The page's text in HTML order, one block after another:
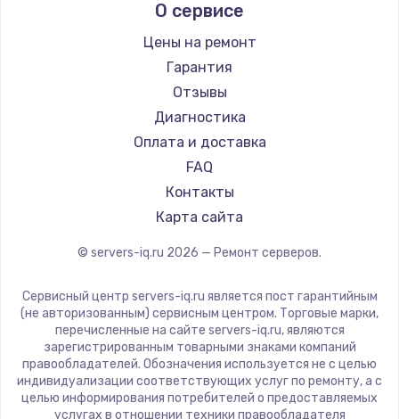
Заказать
Замена SSD
1045 руб.
Заказать
Восстановление данных
990 руб.
Заказать
Замена USB порта
1060 руб.
Заказать
Замена звуковой карты
1100 руб.
О сервисе
Цены на ремонт
Гарантия
Отзывы
Диагностика
Оплата и доставка
FAQ
Контакты
Карта сайта
© servers-iq.ru 2026 — Ремонт серверов.
Сервисный центр servers-iq.ru является пост гарантийным
(не авторизованным) сервисным центром. Торговые марки,
перечисленные на сайте servers-iq.ru, являются
зарегистрированным товарными знаками компаний
правообладателей. Обозначения используется не с целью
индивидуализации соответствующих услуг по ремонту, а с
целью информирования потребителей о предоставляемых
услугах в отношении техники правообладателя